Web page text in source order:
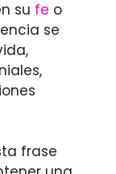
su fe o
se
frase